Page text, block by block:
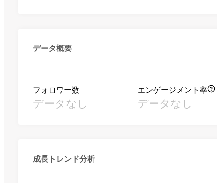
データ概要
フォロワー数
データなし
エンゲージメント率
データなし
成長トレンド分析